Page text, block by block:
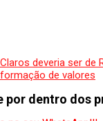
deveria ser de
de valores
por dentro dos